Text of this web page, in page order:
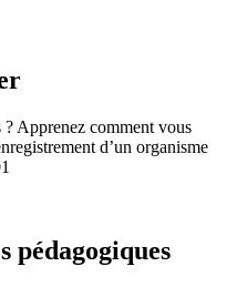
Apprenez comment vous
d’un organisme
pédagogiques